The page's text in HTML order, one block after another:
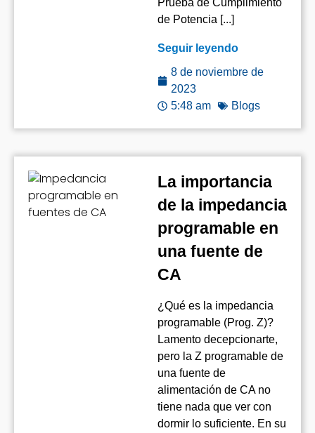
Prueba de Cumplimiento
de Potencia [...]
Seguir leyendo
8 de noviembre de
2023
5:48 am
Blogs
La importancia
de la impedancia
programable en
una fuente de
CA
¿Qué es la impedancia
programable (Prog. Z)?
Lamento decepcionarte,
pero la Z programable de
una fuente de
alimentación de CA no
tiene nada que ver con
dormir lo suficiente. En su